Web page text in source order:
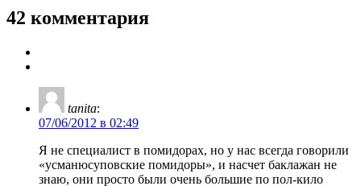
42 комментария
tanita:
07/06/2012 в 02:49
Я не специалист в помидорах, но у нас всегда говорили
«усманюсуповские помидоры», и насчет баклажан не
знаю, они просто были очень большие по пол-кило